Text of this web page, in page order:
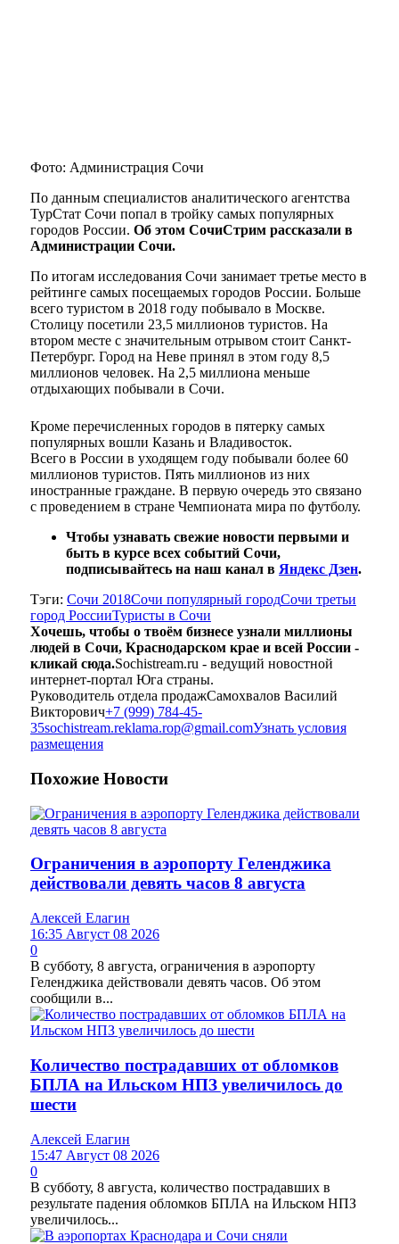
Фото: Администрация Сочи
По данным специалистов аналитического агентства
ТурСтат Сочи попал в тройку самых популярных
городов России. Об этом СочиСтрим рассказали в
Администрации Сочи.
По итогам исследования Сочи занимает третье место в
рейтинге самых посещаемых городов России. Больше
всего туристом в 2018 году побывало в Москве.
Столицу посетили 23,5 миллионов туристов. На
втором месте с значительным отрывом стоит Санкт-
Петербург. Город на Неве принял в этом году 8,5
миллионов человек. На 2,5 миллиона меньше
отдыхающих побывали в Сочи.
Кроме перечисленных городов в пятерку самых
популярных вошли Казань и Владивосток.
Всего в России в уходящем году побывали более 60
миллионов туристов. Пять миллионов из них
иностранные граждане. В первую очередь это связано
с проведением в стране Чемпионата мира по футболу.
Чтобы узнавать свежие новости первыми и
быть в курсе всех событий Сочи,
подписывайтесь на наш канал в Яндекс Дзен.
Тэги: Сочи 2018Сочи популярный городСочи третьи
город РоссииТуристы в Сочи
Хочешь, чтобы о твоём бизнесе узнали миллионы
людей в Сочи, Краснодарском крае и всей России -
кликай сюда.Sochistream.ru - ведущий новостной
интернет-портал Юга страны.
Руководитель отдела продажСамохвалов Василий
Викторович+7 (999) 784-45-
35sochistream.reklama.rop@gmail.comУзнать условия
размещения
Похожие Новости
Ограничения в аэропорту Геленджика
действовали девять часов 8 августа
Алексей Елагин
16:35 Август 08 2026
0
В субботу, 8 августа, ограничения в аэропорту
Геленджика действовали девять часов. Об этом
сообщили в...
Количество пострадавших от обломков
БПЛА на Ильском НПЗ увеличилось до
шести
Алексей Елагин
15:47 Август 08 2026
0
В субботу, 8 августа, количество пострадавших в
результате падения обломков БПЛА на Ильском НПЗ
увеличилось...